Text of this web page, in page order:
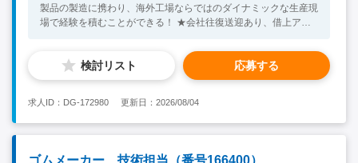
製品の製造に携わり、海外工場ならではのダイナミックな生産現
場で経験を積むことができる！ ★会社往復送迎あり、借上アパ
件】 ■大卒 ■中国語もしくは英語ビジネスレベル ■電子基板
(PCBA)、自動化設備、EMSメーカーなどの経験あり ■製造若し
くは製造技術経験者 【求める人物像】 ■自ら進んで業務に取り
【尚可歓迎条件】 ■プロセス構築経験者 ★30代～50代の方が活
躍中！ ※キーワード：中国日系企業就職 中国勤務 無料斡旋
サービス
検討リスト 応募する
求人ID：DG-172980 更新日：2026/08/04
ゴムメーカー 技術担当（番号166400）